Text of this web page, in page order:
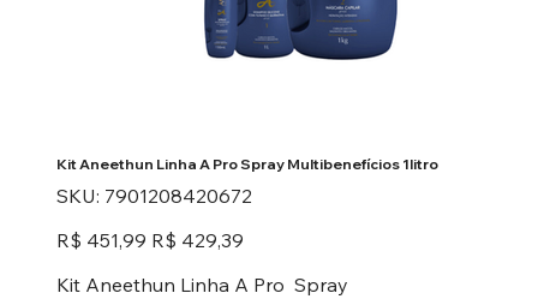
Kit Aneethun Linha A Pro Spray Multibenefícios 1litro
SKU: SKU
7901208420672
7901208420672
Preço
original
R$ 451,99 Preço
promocional
R$ 429,39
Kit Aneethun Linha A Pro Spray